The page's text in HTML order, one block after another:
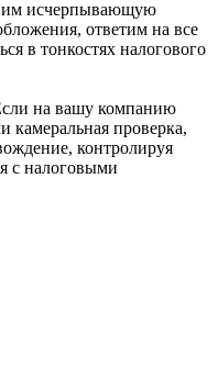
исчерпывающую
ответим на все
в тонкостях налогового
на вашу компанию
камеральная проверка,
контролируя
с налоговыми